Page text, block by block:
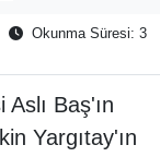
Okunma Süresi: 3
Baş'ın
Yargıtay'ın